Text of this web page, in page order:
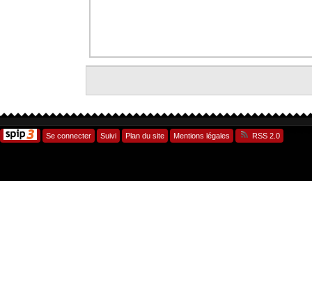
Se connecter Suivi Plan du site Mentions légales RSS 2.0